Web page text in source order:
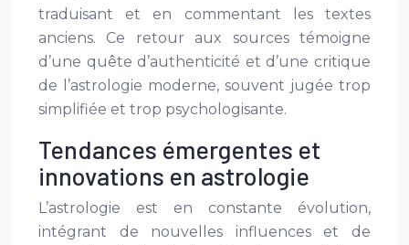
traduisant et en commentant les textes
anciens. Ce retour aux sources témoigne
d’une quête d’authenticité et d’une critique
de l’astrologie moderne, souvent jugée trop
simplifiée et trop psychologisante.
Tendances émergentes et
innovations en astrologie
L’astrologie est en constante évolution,
intégrant de nouvelles influences et de